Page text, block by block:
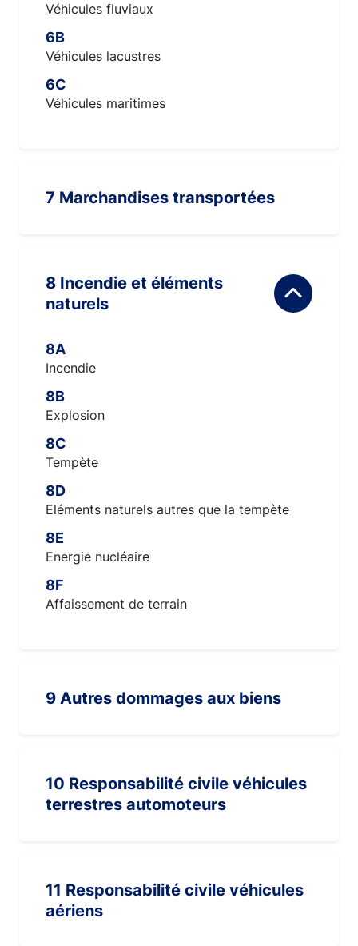
Véhicules fluviaux
6B
Véhicules lacustres
6C
Véhicules maritimes
7 Marchandises transportées
8 Incendie et éléments
naturels
8A
Incendie
8B
Explosion
8C
Tempète
8D
Eléments naturels autres que la tempète
8E
Energie nucléaire
8F
Affaissement de terrain
9 Autres dommages aux biens
10 Responsabilité civile véhicules
terrestres automoteurs
11 Responsabilité civile véhicules
aériens